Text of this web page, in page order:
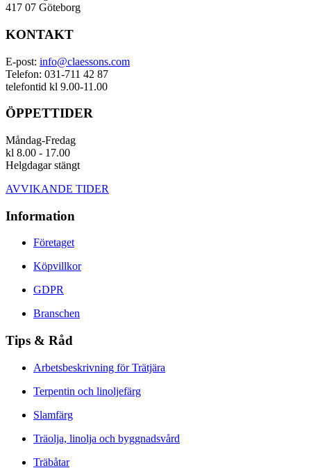
417 07 Göteborg
KONTAKT
E-post: info@claessons.com
Telefon: 031-711 42 87
telefontid kl 9.00-11.00
ÖPPETTIDER
Måndag-Fredag
kl 8.00 - 17.00
Helgdagar stängt
AVVIKANDE TIDER
Information
Företaget
Köpvillkor
GDPR
Branschen
Tips & Råd
Arbetsbeskrivning för Trätjära
Terpentin och linoljefärg
Slamfärg
Träolja, linolja och byggnadsvård
Träbåtar